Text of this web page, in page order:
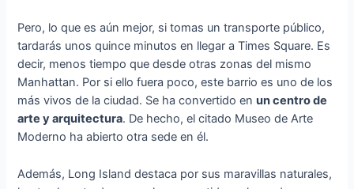
Pero, lo que es aún mejor, si tomas un transporte público,
tardarás unos quince minutos en llegar a Times Square. Es
decir, menos tiempo que desde otras zonas del mismo
Manhattan. Por si ello fuera poco, este barrio es uno de los
más vivos de la ciudad. Se ha convertido enun centro de
arte y arquitectura. De hecho, el citado Museo de Arte
Moderno ha abierto otra sede en él.
Además, Long Island destaca por sus maravillas naturales,